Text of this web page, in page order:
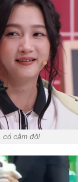
có cằm đôi